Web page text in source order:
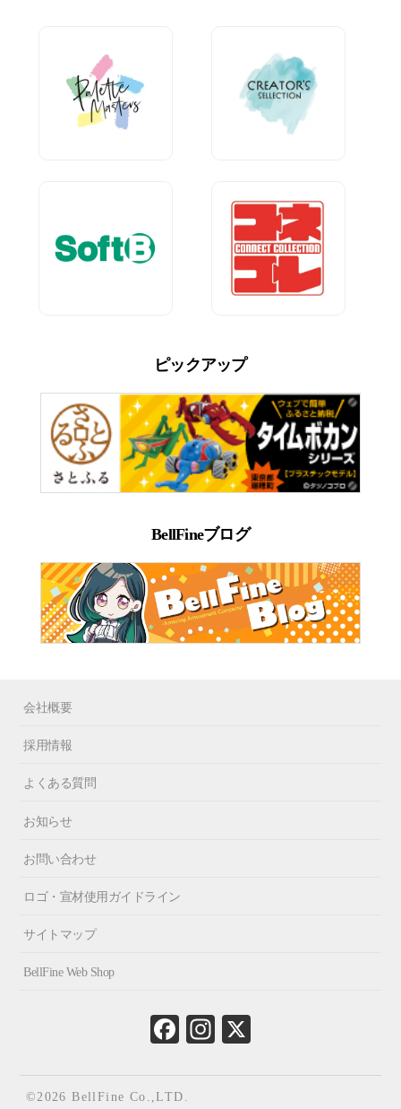
ピックアップ
BellFineブログ
会社概要
採用情報
よくある質問
お知らせ
お問い合わせ
ロゴ・宣材使用ガイドライン
サイトマップ
BellFine Web Shop
Fa
ce
ok
In
st
©2026 BellFine Co.,LTD.